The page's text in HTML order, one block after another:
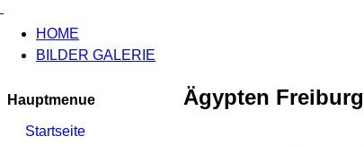
HOME
BILDER GALERIE
Hauptmenue
Startseite
Ägypten